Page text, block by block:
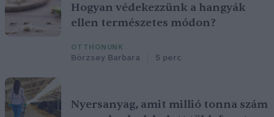
Hogyan védekezzünk a hangyák
ellen természetes módon?
OTTHONUNK
Börzsey Barbara 5 perc
Nyersanyag, amit millió tonna szám